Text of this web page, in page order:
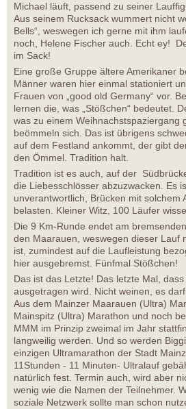
Michael läuft, passend zu seiner
Aus seinem Rucksack wummert nicht
Bells“, weswegen ich gerne mit ihm
noch, Helene Fischer auch. Echt ey!
im Sack!
Eine große Gruppe ältere Amerikaner
Männer waren hier einmal stationiert
Frauen von „good old Germany“ vor.
lernen die, was „Stößchen“ bedeutet.
was zu einem Weihnachstspaziergang
beömmeln sich. Das ist übrigens
auf dem Festland ankommt, der gibt
den Ömmel. Tradition halt.
Tradition ist es auch, auf der
die Liebesschlösser abzuzwacken. Es
unverantwortlich, Brücken mit solchem
belasten. Kleiner Witz, 100 Läufer
Die 9 Km-Runde endet am
den Maarauen, weswegen dieser Lauf
ist, zumindest auf die Laufleistung
hier ausgebremst. Fünfmal Stößchen!
Das ist das Letzte! Das letzte Mal,
ausgetragen wird. Nicht weinen, es
Aus dem Mainzer Maarauen (Ultra)
Mainspitz (Ultra) Marathon und noch
MMM im Prinzip zweimal im Jahr
langweilig werden. Und so werden
einzigen Ultramarathon der Stadt
11Stunden - 11 Minuten- Ultralauf
natürlich fest. Termin auch, wird aber
wenig wie die Namen der Teilnehmer.
soziale Netzwerk sollte man schon